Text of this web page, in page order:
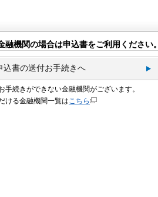
融機関の場合は申込書をご利用ください。
込書の送付お手続きへ
手続きができない金融機関がございます。
ける金融機関一覧はこちら